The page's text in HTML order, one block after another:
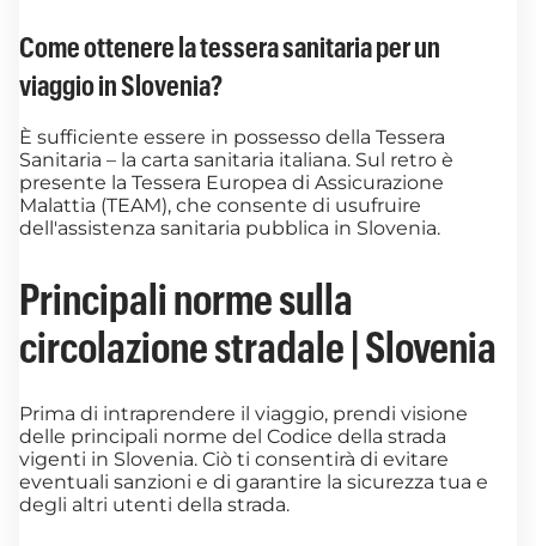
Come ottenere la tessera sanitaria per un
viaggio in Slovenia?
È sufficiente essere in possesso della Tessera
Sanitaria – la carta sanitaria italiana. Sul retro è
presente la Tessera Europea di Assicurazione
Malattia (TEAM), che consente di usufruire
dell'assistenza sanitaria pubblica in Slovenia.
Principali norme sulla
circolazione stradale | Slovenia
Prima di intraprendere il viaggio, prendi visione
delle principali norme del Codice della strada
vigenti in Slovenia. Ciò ti consentirà di evitare
eventuali sanzioni e di garantire la sicurezza tua e
degli altri utenti della strada.